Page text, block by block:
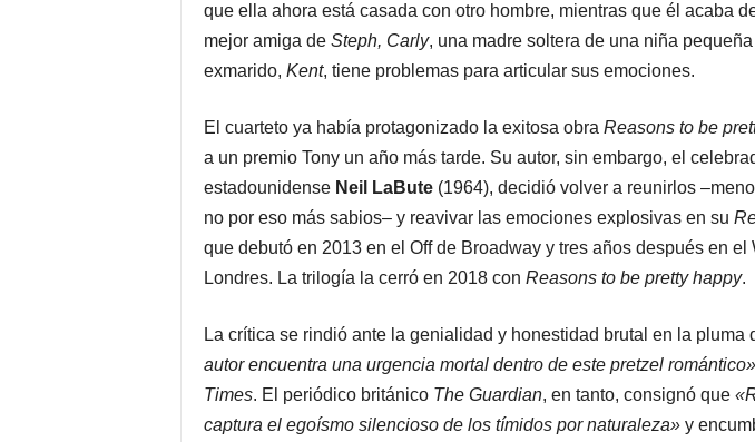
que ella ahora está casada con otro hombre, mientras que él acaba
mejor amiga de Steph, Carly, una madre soltera de una niña
exmarido, Kent, tiene problemas para articular sus emociones.
El cuarteto ya había protagonizado la exitosa obra Reasons to be
a un premio Tony un año más tarde. Su autor, sin embargo, el
estadounidense Neil LaBute(1964), decidió volver a reunirlos
no por eso más sabios– y reavivar las emociones explosivas en su
que debutó en 2013 en el Off de Broadway y tres años después en el
Londres. La trilogía la cerró en 2018 con Reasons to be pretty happy.
La crítica se rindió ante la genialidad y honestidad brutal en la pluma
autor encuentra una urgencia mortal dentro de este pretzel
Times. El periódico británico The Guardian, en tanto, consignó que
captura el egoísmo silencioso de los tímidos por naturaleza» y